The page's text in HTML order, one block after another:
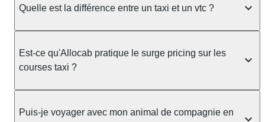
taxi berline accueille en général jusqu'à 3 bagages
ou nombreux, précisez-le dans le champ "Message
au chauffeur" lors de la réservation. Le prix n'est
pas impacté par le nombre de bagages.
Quelle est la différence entre un taxi et un vtc ?
prendre en charge directement dans la rue, à une
station ou sur réservation, avec un tarif au
réservation et propose un prix fixe annoncé à
l'avance. Chez Allocab, réservez facilement votre
Est-ce qu'Allocab pratique le surge pricing sur les
courses taxi ?
réglementation préfectorale et suit un barème
Puis-je voyager avec mon animal de compagnie en